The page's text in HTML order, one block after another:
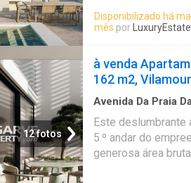
terraço exclusivo
panorâmicas. Um
propriedade é a
Botanica Vilamoura
residencial
contemporânea
situado numa das
desejadas de
conforto,
condomínio
Disponibilizado há
mês por LuxuryEstate
12 fotos
à venda
162 m2,
Avenida Da Praia
·Terraço
Este deslumbrante
5.º andar do
generosa área